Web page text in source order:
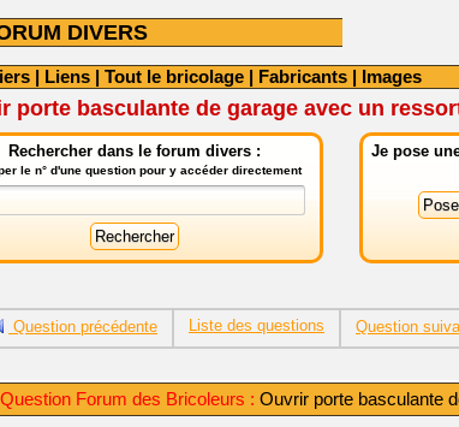
DIVERS
| Liens | Tout le bricolage | Fabricants | Images
porte basculante de garage avec un
Rechercher dans le forum divers :
le n° d'une question pour y accéder directement
Je pose
Question précédente Liste des questions Question
Question Forum des Bricoleurs : Ouvrir porte basculante